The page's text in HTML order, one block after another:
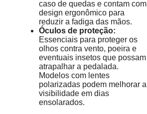
caso de quedas e contam com
design ergonômico para
reduzir a fadiga das mãos.
Óculos de proteção:
Essenciais para proteger os
olhos contra vento, poeira e
eventuais insetos que possam
atrapalhar a pedalada.
Modelos com lentes
polarizadas podem melhorar a
visibilidade em dias
ensolarados.